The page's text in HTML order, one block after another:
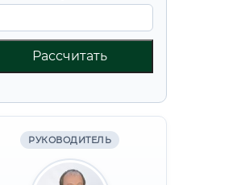
Рассчитать
РУКОВОДИТЕЛЬ